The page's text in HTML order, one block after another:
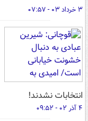
۳ خرداد ۰۳ - ۰۷:۵۷
انتخابات نشدند!
۴ آذر ۰۲ - ۰۹:۵۲